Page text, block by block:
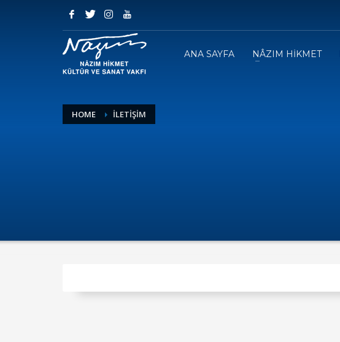
ANA SAYFA NÂZIM HİKMET
HOME İLETİŞİM